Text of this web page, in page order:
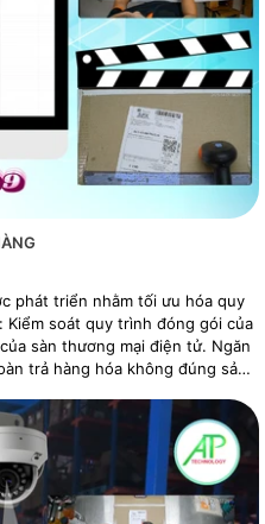
phát triển nhằm tối ưu hóa quy
soát quy trình đóng gói của
sàn thương mại điện tử. Ngăn
trả hàng hóa không đúng sản